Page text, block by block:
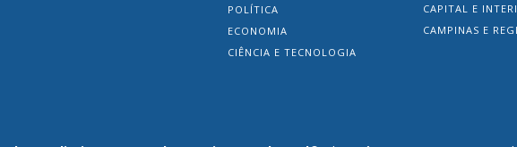
POLÍTICA
ECONOMIA
CIÊNCIA E TECNOLOGIA
CAPITAL E
CAMPINAS E